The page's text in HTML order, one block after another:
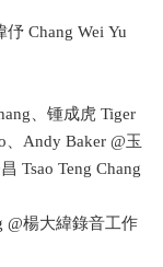
Chang Wei Yu
、锺成虎 Tiger
、Andy Baker @玉
Tsao Teng Chang
@楊大緯錄音工作